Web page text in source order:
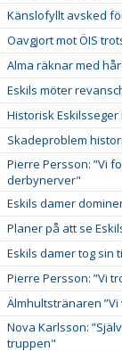
Känslofyllt avsked
Oavgjort mot ÖIS
Alma räknar med
Eskils möter
Historisk
Skadeproblem
Pierre Persson: ”Vi
derbynerver"
Eskils damer
Planer på att se
Eskils damer tog sin
Pierre Persson: ”Vi
Älmhultstränaren
Nova Karlsson:
truppen"